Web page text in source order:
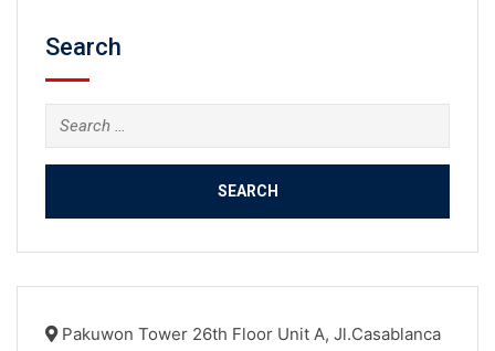
Search
Search
for:
Pakuwon Tower 26th Floor Unit A, Jl.Casablanca